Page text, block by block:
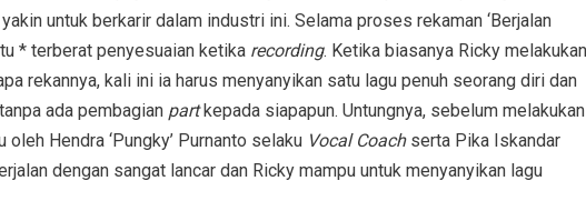
untuk berkarir dalam industri ini. Selama proses rekaman ‘Berjalan
* terberat penyesuaian ketika recording. Ketika biasanya Ricky melakukan
rekannya, kali ini ia harus menyanyikan satu lagu penuh seorang diri dan
ada pembagian partkepada siapapun. Untungnya, sebelum melakukan
oleh Hendra ‘Pungky’ Purnanto selaku Vocal Coach serta Pika Iskandar
dengan sangat lancar dan Ricky mampu untuk menyanyikan lagu